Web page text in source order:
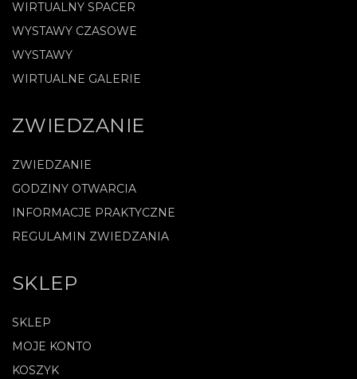
WIRTUALNY SPACER
WYSTAWY CZASOWE
WYSTAWY
WIRTUALNE GALERIE
ZWIEDZANIE
ZWIEDZANIE
GODZINY OTWARCIA
INFORMACJE PRAKTYCZNE
REGULAMIN ZWIEDZANIA
SKLEP
SKLEP
MOJE KONTO
KOSZYK